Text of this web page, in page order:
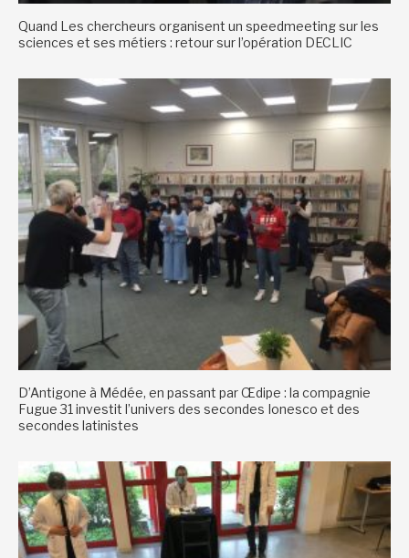
Quand Les chercheurs organisent un speedmeeting sur les
sciences et ses métiers : retour sur l’opération DECLIC
D’Antigone à Médée, en passant par Œdipe : la compagnie
Fugue 31 investit l’univers des secondes Ionesco et des
secondes latinistes